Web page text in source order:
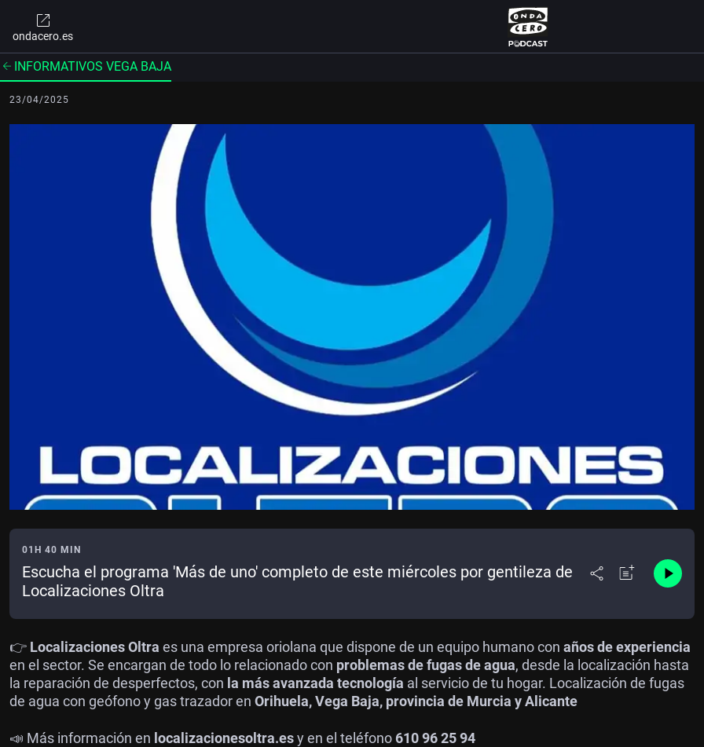
ondacero.es
INFORMATIVOS VEGA BAJA
23/04/2025
01H 40 MIN
Escucha el programa 'Más de uno' completo de este miércoles por gentileza de
Localizaciones Oltra
👉 Localizaciones Oltra es una empresa oriolana que dispone de un equipo humano con años de experiencia
en el sector. Se encargan de todo lo relacionado con problemas de fugas de agua, desde la localización hasta
la reparación de desperfectos, con la más avanzada tecnología al servicio de tu hogar. Localización de fugas
de agua con geófono y gas trazador en Orihuela, Vega Baja, provincia de Murcia y Alicante
📣 Más información en localizacionesoltra.esy en el teléfono 610 96 25 94